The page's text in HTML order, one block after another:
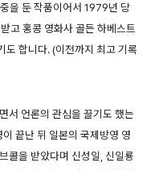
을 둔 작품이어서 1979년 당
고 홍콩 영화사 골든 하베스트
도 합니다. (이전까지 최고 기록
서 언론의 관심을 끌기도 했는
끝난 뒤 일본의 국제방영 영
콜을 받았다며 신성일, 신일룡